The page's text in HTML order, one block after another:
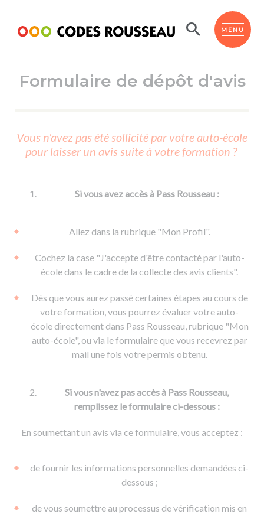
MENU
ESPACE ÉLÈVE
Code de la route
Passer l'ASSR
Réviser le code
Passer l'ETM
Permis voiture
Permis remorque
Permis & handicap
d'apprentissage
De la conduite en voiture
De la conduite à moto
Voir tous les supports
Formations pro.
Permis poids lourd
Formation FCO
Formation CACES
Devenir enseignant de la conduite
Ressources
Formulaire de dépôt d'avis
Vous n'avez pas été sollicité par votre auto-école
pour laisser un avis suite à votre formation ?
Si vous avez accès à Pass Rousseau :
Allez dans la rubrique "Mon Profil".
Cochez la case "J'accepte d'être contacté par l'auto-
école dans le cadre de la collecte des avis clients".
Dès que vous aurez passé certaines étapes au cours de
votre formation, vous pourrez évaluer votre auto-
école directement dans Pass Rousseau, rubrique "Mon
auto-école", ou via le formulaire que vous recevrez par
mail une fois votre permis obtenu.
Si vous n'avez pas accès à Pass Rousseau,
remplissez le formulaire ci-dessous :
En soumettant un avis via ce formulaire, vous acceptez :
de fournir les informations personnelles demandées ci-
dessous ;
de vous soumettre au processus de vérification mis en